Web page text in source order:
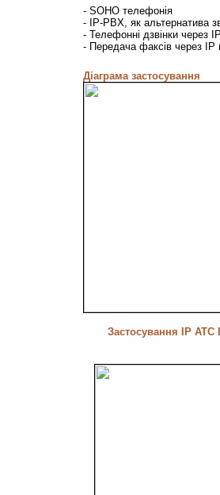
- SOHO телефонія
- IP-PBX, як альтернатива
- Телефонні дзвінки через
- Передача факсів через ІP
Діаграма застосування
Застосування IP АТС